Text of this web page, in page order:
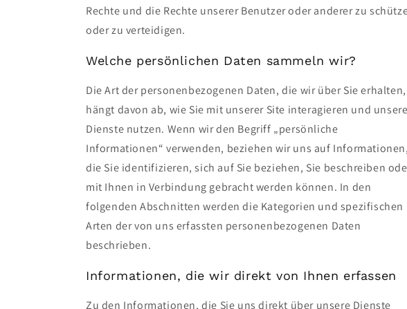
Rechte und die Rechte unserer Benutzer oder anderer zu
oder zu verteidigen.
Welche persönlichen Daten sammeln wir?
Die Art der personenbezogenen Daten, die wir über Sie erhalten,
hängt davon ab, wie Sie mit unserer Site interagieren und unsere
Dienste nutzen. Wenn wir den Begriff „persönliche
Informationen“ verwenden, beziehen wir uns auf Informationen,
die Sie identifizieren, sich auf Sie beziehen, Sie beschreiben
mit Ihnen in Verbindung gebracht werden können. In den
folgenden Abschnitten werden die Kategorien und spezifischen
Arten der von uns erfassten personenbezogenen Daten
beschrieben.
Informationen, die wir direkt von Ihnen erfassen
Zu den Informationen, die Sie uns direkt über unsere Dienste